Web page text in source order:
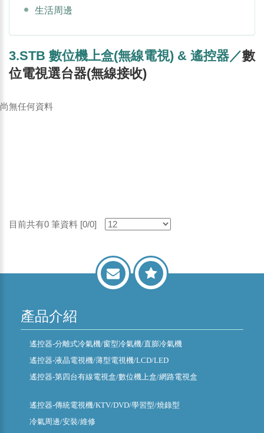
生活周邊
3.STB 數位機上盒(無線電視) & 遙控器／數
位電視選台器(無線接收)
尚無任何資料
目前共有0 筆資料 [0/0]
產品介紹
遙控器-分離式冷氣機/窗型冷氣機/直膨冷氣機
遙控器-液晶電視機/薄型電視機/LCD/LED
遙控器-第四台有線電視盒/數位機上盒/網路電視盒
遙控器-傳統電視機/KTV/DVD/學習型/燒錄型
冷氣周邊/安裝/維修